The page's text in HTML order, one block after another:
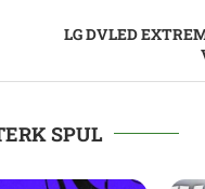
LG DVLED
SPUL